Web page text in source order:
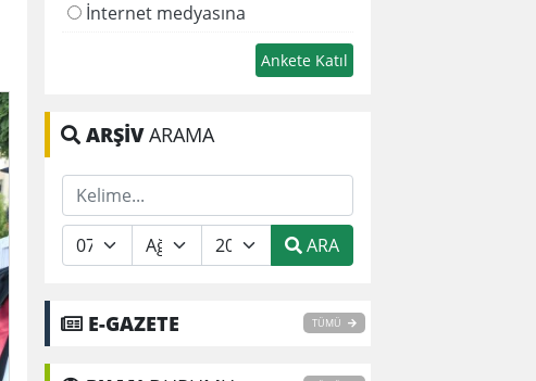
İnternet medyasına
ARŞİVARAMA
ARA
E-GAZETE TÜMÜ